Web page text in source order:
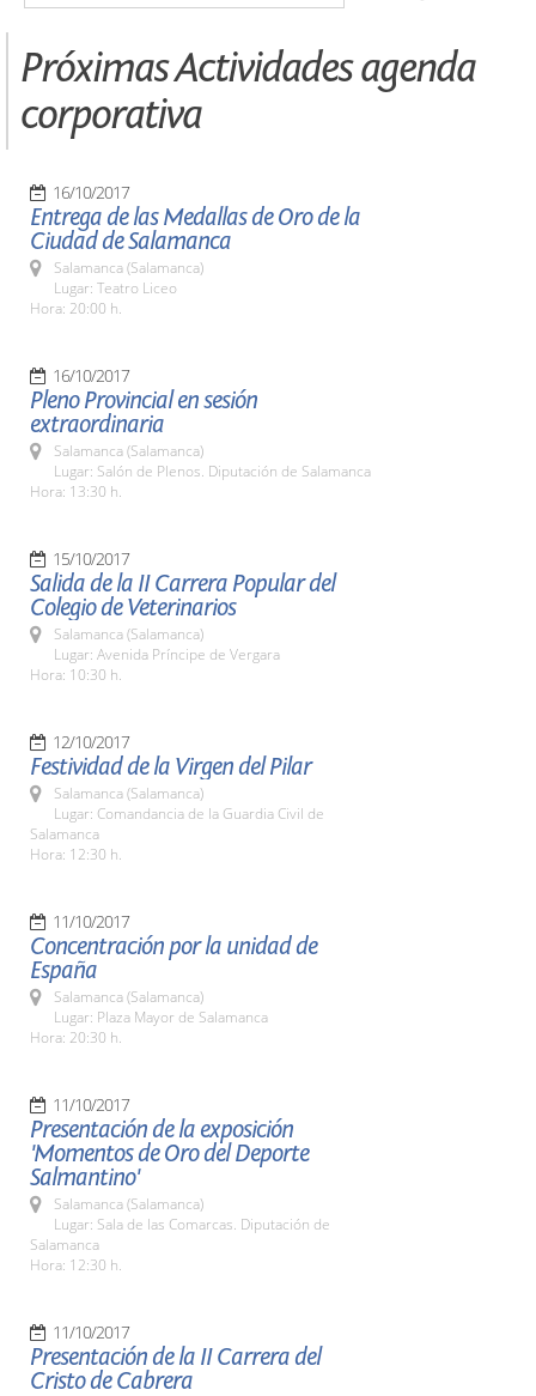
Próximas Actividades agenda
corporativa
16/10/2017
Entrega de las Medallas de Oro de la
Ciudad de Salamanca
Salamanca (Salamanca)
Lugar: Teatro Liceo
Hora: 20:00 h.
16/10/2017
Pleno Provincial en sesión
extraordinaria
Salamanca (Salamanca)
Lugar: Salón de Plenos. Diputación de Salamanca
Hora: 13:30 h.
15/10/2017
Salida de la II Carrera Popular del
Colegio de Veterinarios
Salamanca (Salamanca)
Lugar: Avenida Príncipe de Vergara
Hora: 10:30 h.
12/10/2017
Festividad de la Virgen del Pilar
Salamanca (Salamanca)
Lugar: Comandancia de la Guardia Civil de
Salamanca
Hora: 12:30 h.
11/10/2017
Concentración por la unidad de
España
Salamanca (Salamanca)
Lugar: Plaza Mayor de Salamanca
Hora: 20:30 h.
11/10/2017
Presentación de la exposición
'Momentos de Oro del Deporte
Salmantino'
Salamanca (Salamanca)
Lugar: Sala de las Comarcas. Diputación de
Salamanca
Hora: 12:30 h.
11/10/2017
Presentación de la II Carrera del
Cristo de Cabrera